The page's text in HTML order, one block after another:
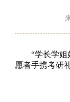
“学长学
愿者手携考研